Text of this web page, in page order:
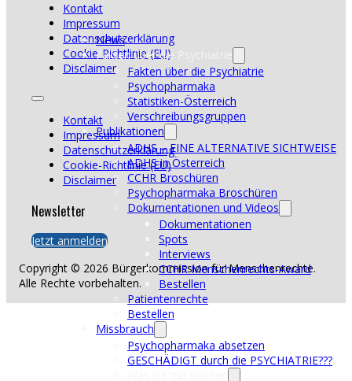
News
Fakten über die Psychiatrie
Fakten über die Psychiatrie
Psychopharmaka
Statistiken-Österreich
Verschreibungsgruppen
Publikationen
ADHS – EINE ALTERNATIVE SICHTWEISE
ADHS in Österreich
CCHR Broschüren
Psychopharmaka Broschüren
Dokumentationen und Videos
Dokumentationen
Spots
Interviews
CCHR Menschenrechts-Award
Bestellen
Patientenrechte
Bestellen
Missbrauch
Psychopharmaka absetzen
GESCHÄDIGT durch die PSYCHIATRIE???
Kontakt
Impressum
Datenschutzerklärung
Cookie-Richtlinie (EU)
Disclaimer
Kontakt
Impressum
Datenschutzerklärung
Cookie-Richtlinie (EU)
Disclaimer
Newsletter
Jetzt anmelden
Copyright © 2026 Bürgerkommission für Menschenrechte.
Alle Rechte vorbehalten.